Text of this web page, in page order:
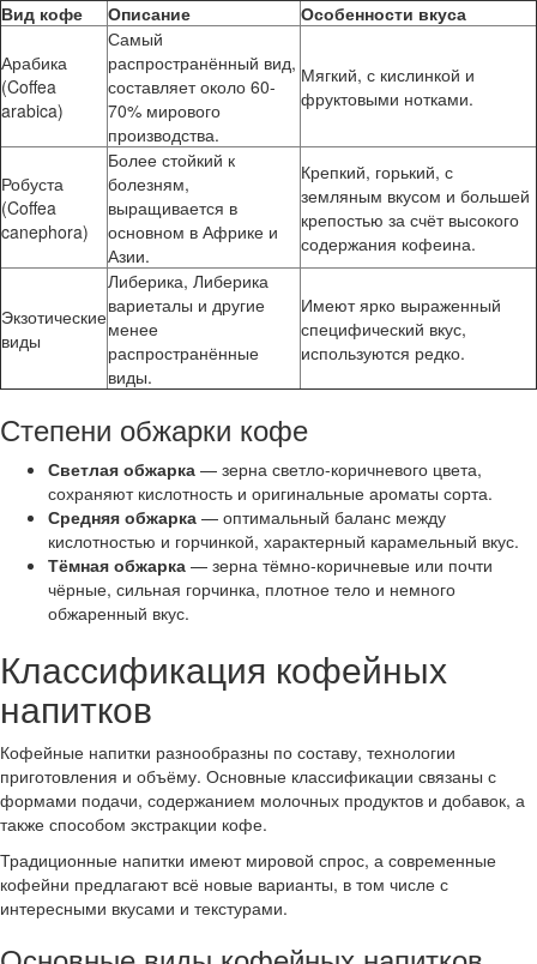
Вид кофе Описание Особенности вкуса
Арабика
(Coffea
arabica)
Самый
распространённый вид,
составляет около 60-
70% мирового
производства.
Мягкий, с кислинкой и
фруктовыми нотками.
Робуста
(Coffea
canephora)
Более стойкий к
болезням,
выращивается в
основном в Африке и
Азии.
Крепкий, горький, с
земляным вкусом и большей
крепостью за счёт высокого
содержания кофеина.
Экзотические
виды
Либерика, Либерика
вариеталы и другие
менее
распространённые
виды.
Имеют ярко выраженный
специфический вкус,
используются редко.
Степени обжарки кофе
Светлая обжарка — зерна светло-коричневого цвета,
сохраняют кислотность и оригинальные ароматы сорта.
Средняя обжарка — оптимальный баланс между
кислотностью и горчинкой, характерный карамельный вкус.
Тёмная обжарка — зерна тёмно-коричневые или почти
чёрные, сильная горчинка, плотное тело и немного
обжаренный вкус.
Классификация кофейных
напитков
Кофейные напитки разнообразны по составу, технологии
приготовления и объёму. Основные классификации связаны с
формами подачи, содержанием молочных продуктов и добавок, а
также способом экстракции кофе.
Традиционные напитки имеют мировой спрос, а современные
кофейни предлагают всё новые варианты, в том числе с
интересными вкусами и текстурами.